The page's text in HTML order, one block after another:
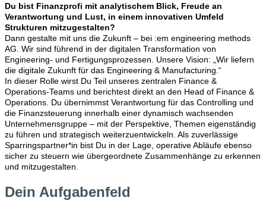
Du bist Finanzprofi mit analytischem Blick, Freude an
Verantwortung und Lust, in einem innovativen Umfeld
Strukturen mitzugestalten?
Dann gestalte mit uns die Zukunft – bei :em engineering methods
AG. Wir sind führend in der digitalen Transformation von
Engineering- und Fertigungsprozessen. Unsere Vision: „Wir liefern
die digitale Zukunft für das Engineering & Manufacturing.“
In dieser Rolle wirst Du Teil unseres zentralen Finance &
Operations-Teams und berichtest direkt an den Head of Finance &
Operations. Du übernimmst Verantwortung für das Controlling und
die Finanzsteuerung innerhalb einer dynamisch wachsenden
Unternehmensgruppe – mit der Perspektive, Themen eigenständig
zu führen und strategisch weiterzuentwickeln. Als zuverlässige
Sparringspartner*in bist Du in der Lage, operative Abläufe ebenso
sicher zu steuern wie übergeordnete Zusammenhänge zu erkennen
und mitzugestalten.
Dein Aufgabenfeld